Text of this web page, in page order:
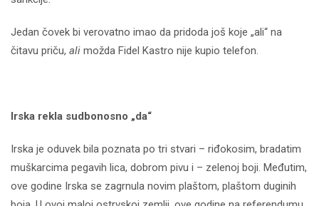
Jedan čovek bi verovatno imao da pridoda još koje „ali“ na
čitavu priču, ali možda Fidel Kastro nije kupio telefon.
Irska rekla sudbonosno „da“
Irska je oduvek bila poznata po tri stvari – riđokosim, bradatim
muškarcima pegavih lica, dobrom pivu i – zelenoj boji. Međutim,
ove godine Irska se zagrnula novim plaštom, plaštom duginih